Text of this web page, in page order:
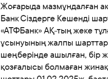
Жоғарыда мазмұндалған
Банк Сіздерге Кешенді
«АТФБанк» АҚ-тың жеке
ұсынуының жалпы
шеңберінде ашылған, бір
қозғалысы болмаған